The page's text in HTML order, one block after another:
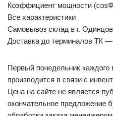
Коэффициент мощности
Все характеристики
Самовывоз склад в г.
Доставка до терминалов ТК
Первый понедельник каждого
производится в связи с
Цена на сайте не является
окончательное предложение